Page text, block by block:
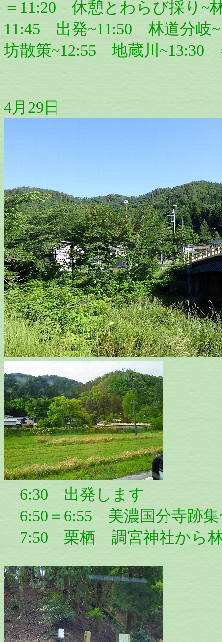
＝11:20 休憩とわらび採り~
11:45 出発~11:50 林道分岐
坊散策~12:55 地蔵川
4月29日
6:30 出発します
6:50＝6:55 美濃国分寺跡集
7:50 栗栖 調宮神社から